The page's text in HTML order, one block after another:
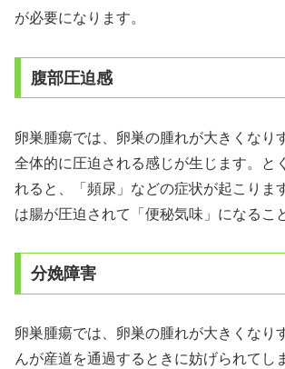
が必要になります。
腹部圧迫感
卵巣腫瘍では、卵巣の腫れが大きくなり
全体的に圧迫される感じが生じます。と
れると、「頻尿」などの症状が起こりま
は腸が圧迫されて「便秘気味」になるこ
分娩障害
卵巣腫瘍では、卵巣の腫れが大きくなり
んが産道を通過するときに妨げられてし